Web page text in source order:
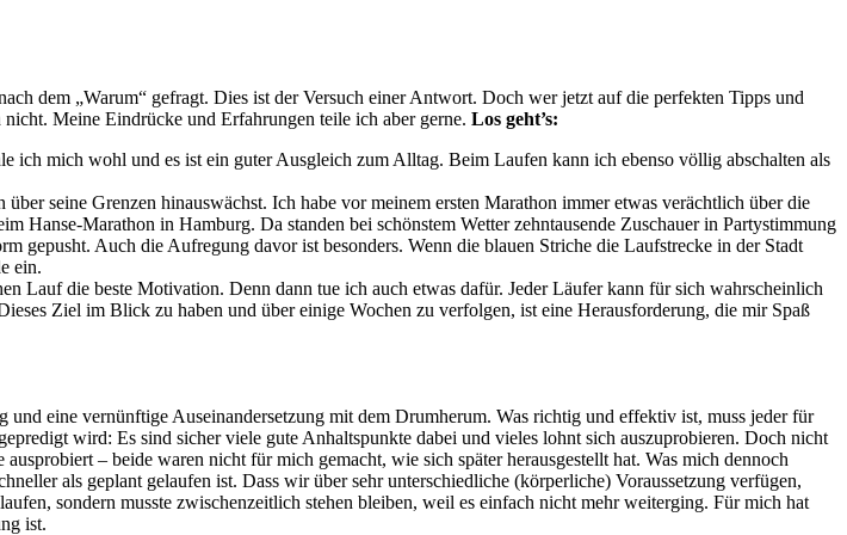
dem „Warum“ gefragt. Dies ist der Versuch einer Antwort. Doch wer jetzt auf die perfekten Tipps und
Meine Eindrücke und Erfahrungen teile ich aber gerne. Los geht’s:
ich mich wohl und es ist ein guter Ausgleich zum Alltag. Beim Laufen kann ich ebenso völlig abschalten als
seine Grenzen hinauswächst. Ich habe vor meinem ersten Marathon immer etwas verächtlich über die
Hanse-Marathon in Hamburg. Da standen bei schönstem Wetter zehntausende Zuschauer in Partystimmung
gepusht. Auch die Aufregung davor ist besonders. Wenn die blauen Striche die Laufstrecke in der Stadt
ein.
Lauf die beste Motivation. Denn dann tue ich auch etwas dafür. Jeder Läufer kann für sich wahrscheinlich
Ziel im Blick zu haben und über einige Wochen zu verfolgen, ist eine Herausforderung, die mir Spaß
eine vernünftige Auseinandersetzung mit dem Drumherum. Was richtig und effektiv ist, muss jeder für
wird: Es sind sicher viele gute Anhaltspunkte dabei und vieles lohnt sich auszuprobieren. Doch nicht
– beide waren nicht für mich gemacht, wie sich später herausgestellt hat. Was mich dennoch
als geplant gelaufen ist. Dass wir über sehr unterschiedliche (körperliche) Voraussetzung verfügen,
sondern musste zwischenzeitlich stehen bleiben, weil es einfach nicht mehr weiterging. Für mich hat
ist.